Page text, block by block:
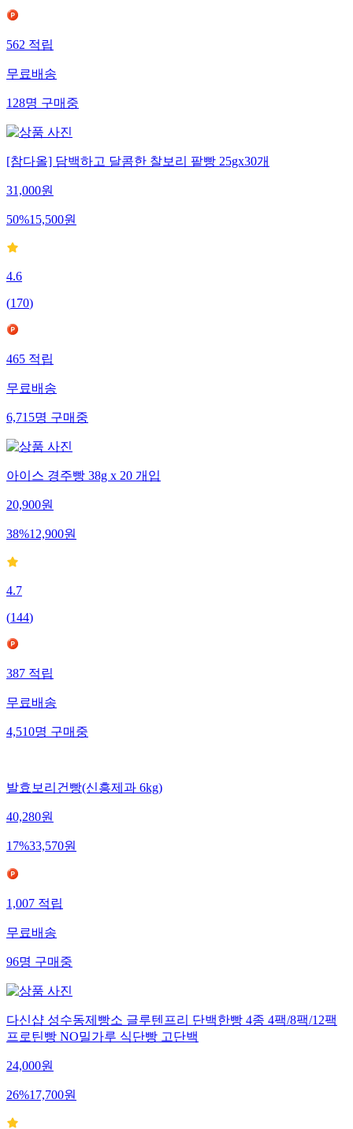
562적립
무료배송
128명구매중
[참다올] 담백하고 달콤한 찰보리 팥빵 25gx30개
31,000원
50%15,500원
4.6
(170)
465적립
무료배송
6,715명구매중
아이스 경주빵 38g x 20 개입
20,900원
38%12,900원
4.7
(144)
387적립
무료배송
4,510명구매중
발효보리건빵(신흥제과 6kg)
40,280원
17%33,570원
1,007적립
무료배송
96명구매중
다신샵 성수동제빵소 글루텐프리 단백한빵 4종 4팩/8팩/12팩
프로틴빵 NO밀가루 식단빵 고단백
24,000원
26%17,700원